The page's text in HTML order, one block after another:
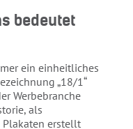
bedeutet
ein einheitliches
„18/1“
Werbebranche
als
Plakaten erstellt